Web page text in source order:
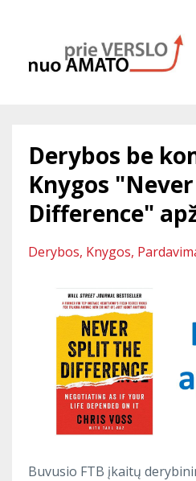
Derybos be
Knygos
Difference"
Derybos Knygos
Buvusio FTB įkaitų